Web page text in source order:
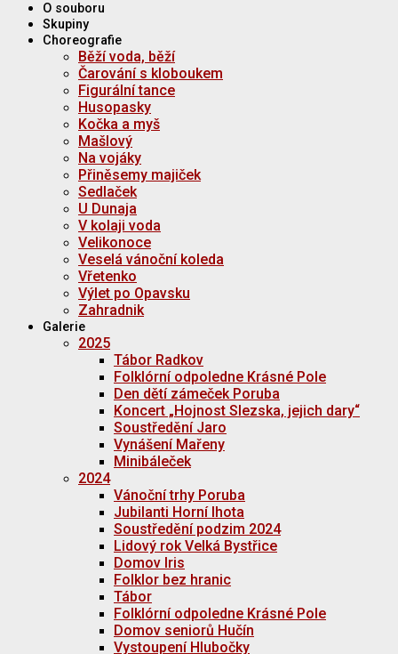
O souboru
Skupiny
Choreografie
Běží voda, běží
Čarování s kloboukem
Figurální tance
Husopasky
Kočka a myš
Mašlový
Na vojáky
Přiněsemy majiček
Sedlaček
U Dunaja
V kolaji voda
Velikonoce
Veselá vánoční koleda
Vřetenko
Výlet po Opavsku
Zahradnik
Galerie
2025
Tábor Radkov
Folklórní odpoledne Krásné Pole
Den dětí zámeček Poruba
Koncert „Hojnost Slezska, jejich dary“
Soustředění Jaro
Vynášení Mařeny
Minibáleček
2024
Vánoční trhy Poruba
Jubilanti Horní lhota
Soustředění podzim 2024
Lidový rok Velká Bystřice
Domov Iris
Folklor bez hranic
Tábor
Folklórní odpoledne Krásné Pole
Domov seniorů Hučín
Vystoupení Hlubočky